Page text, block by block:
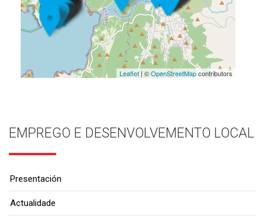
Leaflet| ©OpenStreetMapcontributors
EMPREGO E DESENVOLVEMENTO LOCAL
Presentación
Actualidade